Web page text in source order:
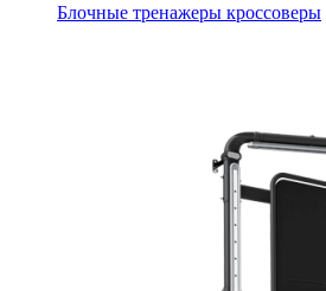
Блочные тренажеры кроссоверы